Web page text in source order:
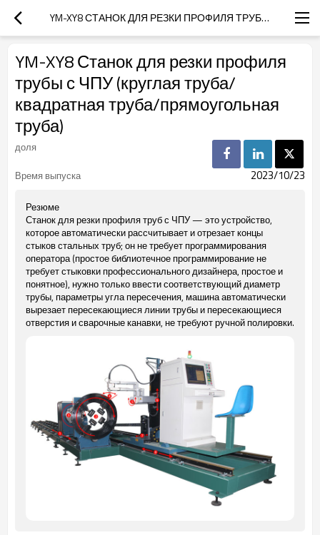
YM-XY8 СТАНОК ДЛЯ РЕЗКИ ПРОФИЛЯ ТРУБЫ С ЧПУ (КРУГЛАЯ ТРУБА/КВАДРАТНАЯ ТРУБА/ПРЯМОУГОЛЬНАЯ ТРУБА)
YM-XY8 Станок для резки профиля
трубы с ЧПУ (круглая труба/
квадратная труба/прямоугольная
труба)
доля
Время выпуска
2023/10/23
Резюме
Станок для резки профиля труб с ЧПУ — это устройство,
которое автоматически рассчитывает и отрезает концы
стыков стальных труб; он не требует программирования
оператора (простое библиотечное программирование не
требует стыковки профессионального дизайнера, простое и
понятное), нужно только ввести соответствующий диаметр
трубы, параметры угла пересечения, машина автоматически
вырезает пересекающиеся линии трубы и пересекающиеся
отверстия и сварочные канавки, не требуют ручной полировки.